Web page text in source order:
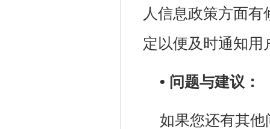
人信息政策方面
定以便及时通知用
• 问题与建议：
如果您还有其